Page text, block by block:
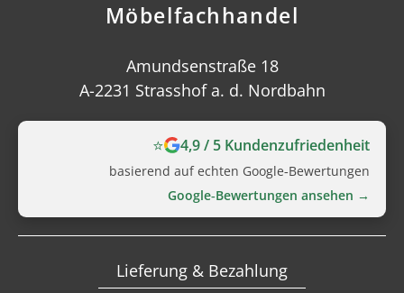
Möbelfachhandel
Amundsenstraße 18
A-2231 Strasshof a. d. Nordbahn
⭐ 4,9 / 5 Kundenzufriedenheit
basierend auf echten Google‑Bewertungen
Google‑Bewertungen ansehen →
Lieferung & Bezahlung